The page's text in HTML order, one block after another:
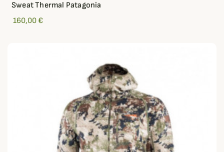
Sweat Thermal Patagonia
160,00 €